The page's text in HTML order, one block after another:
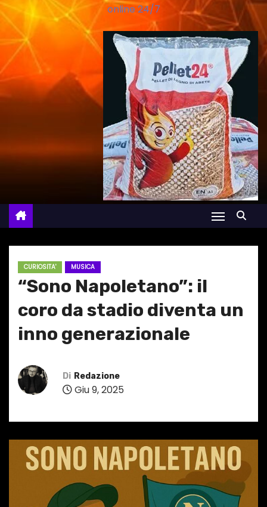
online 24/7
CURIOSITA' MUSICA
“Sono Napoletano”: il
coro da stadio diventa un
inno generazionale
Di Redazione
Giu 9, 2025